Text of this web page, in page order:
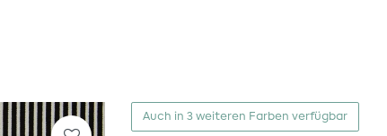
Auch in 3 weiteren Farben verfügbar